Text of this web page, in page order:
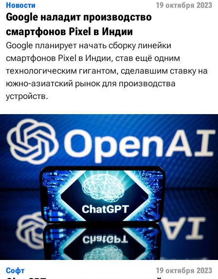
Новости 19 октября 2023
Google наладит производство
смартфонов Pixel в Индии
Google планирует начать сборку линейки
смартфонов Pixel в Индии, став ещё одним
технологическим гигантом, сделавшим ставку на
южно-азиатский рынок для производства
устройств.
Софт 19 октября 2023